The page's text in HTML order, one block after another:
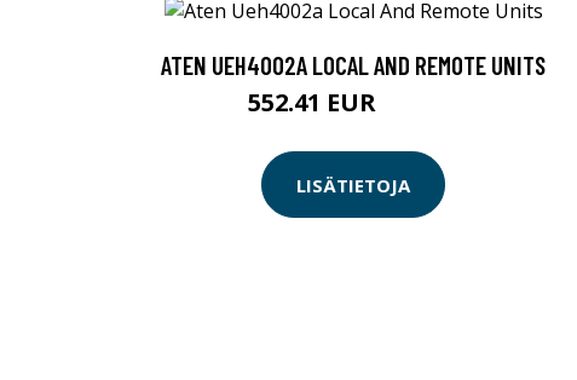
ATEN UEH4002A LOCAL AND REMOTE UNITS
552.41 EUR
LISÄTIETOJA